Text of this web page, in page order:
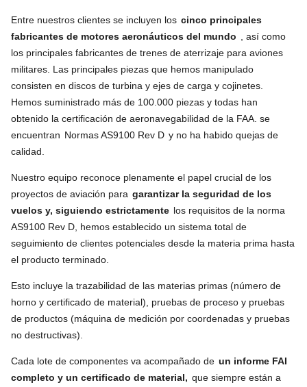
Entre nuestros clientes se incluyen los cinco principales
fabricantes de motores aeronáuticos del mundo
, así como
los principales fabricantes de trenes de aterrizaje para aviones
militares. Las principales piezas que hemos manipulado
consisten en discos de turbina y ejes de carga y cojinetes.
Hemos suministrado más de 100.000 piezas y todas han
obtenido la certificación de aeronavegabilidad de la FAA. se
encuentran Normas AS9100 Rev D y no ha habido quejas de
calidad.
Nuestro equipo reconoce plenamente el papel crucial de los
proyectos de aviación para garantizar la seguridad de los
vuelos y, siguiendo estrictamente los requisitos de la norma
AS9100 Rev D, hemos establecido un sistema total de
seguimiento de clientes potenciales desde la materia prima hasta
el producto terminado.
Esto incluye la trazabilidad de las materias primas (número de
horno y certificado de material), pruebas de proceso y pruebas
de productos (máquina de medición por coordenadas y pruebas
no destructivas).
Cada lote de componentes va acompañado de un informe FAI
completo y un certificado de material, que siempre están a